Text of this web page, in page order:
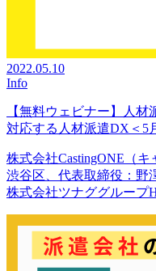
2022.05.10
Info
【無料ウェビナー】人
対応する人材派遣DX＜5
株式会社CastingONE（
渋谷区、代表取締役：野
株式会社ツナググループ